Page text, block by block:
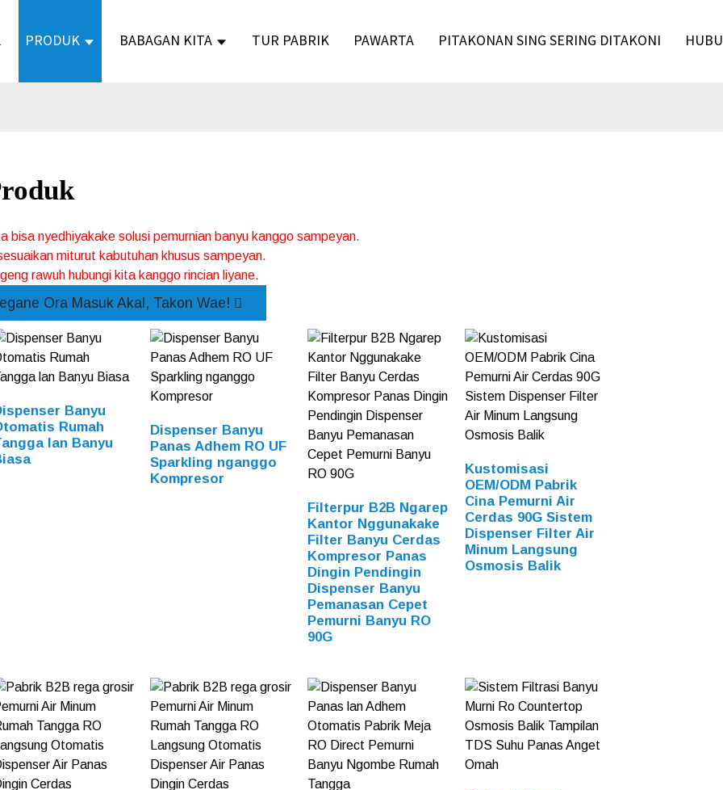
PRODUK BABAGAN KITA TUR PABRIK PAWARTA PITAKONAN SING SERING DITAKONI
bisa nyedhiyakake solusi pemurnian banyu kanggo sampeyan.
miturut kabutuhan khusus sampeyan.
rawuh hubungi kita kanggo rincian liyane.
Ora Masuk Akal, Takon Wae!
Banyu
Rumah
lan Banyu
Dispenser Banyu
Panas Adhem RO UF
Sparkling nganggo
Kompresor
Filterpur B2B Ngarep
Kantor Nggunakake
Filter Banyu Cerdas
Kompresor Panas
Dingin Pendingin
Dispenser Banyu
Pemanasan Cepet
Pemurni Banyu RO
90G
Kustomisasi
OEM/ODM Pabrik
Cina Pemurni Air
Cerdas 90G Sistem
Dispenser Filter Air
Minum Langsung
Osmosis Balik